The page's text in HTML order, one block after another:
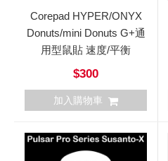
Corepad HYPER/ONYX
Donuts/mini Donuts G+通
用型鼠貼 速度/平衡
$300
加入購物車